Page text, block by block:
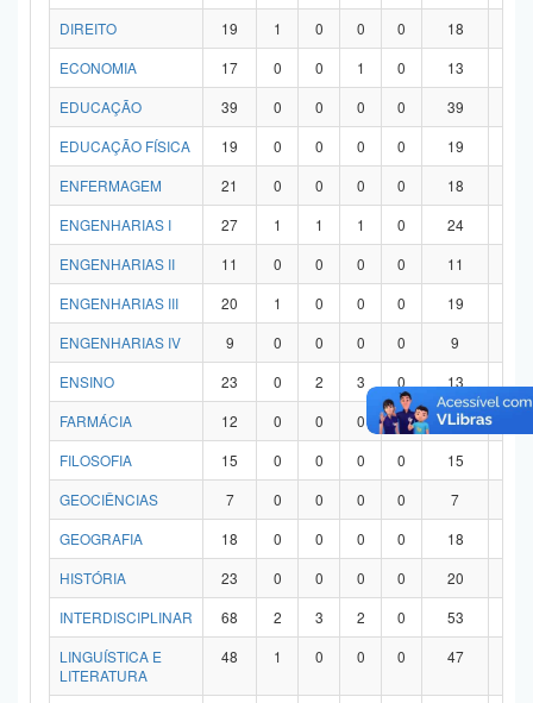
DIREITO 19 1 0 0 0 18
ECONOMIA
17 0 0 1 0 13
EDUCAÇÃO
39 0 0 0 0 39
EDUCAÇÃO FÍSICA
19 0 0 0 0 19
ENFERMAGEM
21 0 0 0 0 18
ENGENHARIAS I
27 1 1 1 0 24
ENGENHARIAS II
11 0 0 0 0 11
ENGENHARIAS III
20 1 0 0 0 19
ENGENHARIAS IV
9 0 0 0 0 9
ENSINO
23 0 2 3 0 13
FARMÁCIA
12 0 0 0 0 12
FILOSOFIA
15 0 0 0 0 15
GEOCIÊNCIAS
7 0 0 0 0 7
GEOGRAFIA
18 0 0 0 0 18
HISTÓRIA
23 0 0 0 0 20
INTERDISCIPLINAR
68 2 3 2 0 53
LINGUÍSTICA E
LITERATURA
48 1 0 0 0 47